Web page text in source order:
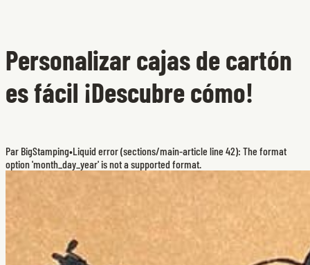
Personalizar cajas de cartón
es fácil ¡Descubre cómo!
Par BigStamping•Liquid error (sections/main-article line 42): The format
option 'month_day_year' is not a supported format.